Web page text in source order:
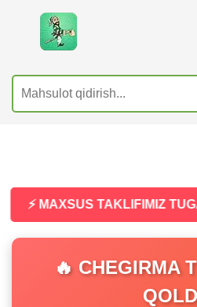
⚡ MAXSUS TAKLIFIMIZ
🔥 CHEGIRMA